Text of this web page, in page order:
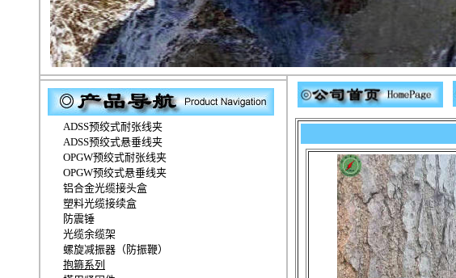
ADSS预绞式耐张线夹
ADSS预绞式悬垂线夹
OPGW预绞式耐张线夹
OPGW预绞式悬垂线夹
铝合金光缆接头盒
塑料光缆接续盒
防震锤
光缆余缆架
螺旋减振器（防振鞭）
抱箍系列